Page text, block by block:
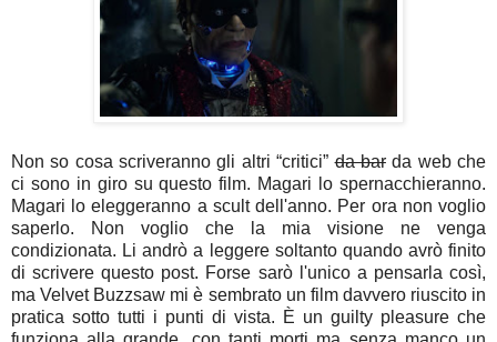
Non so cosa scriveranno gli altri “critici”da barda web che
ci sono in giro su questo film. Magari lo spernacchieranno.
Magari lo eleggeranno a scult dell'anno. Per ora non voglio
saperlo. Non voglio che la mia visione ne venga
condizionata. Li andrò a leggere soltanto quando avrò finito
di scrivere questo post. Forse sarò l'unico a pensarla così,
ma Velvet Buzzsaw mi è sembrato un film davvero riuscito in
pratica sotto tutti i punti di vista. È un guilty pleasure che